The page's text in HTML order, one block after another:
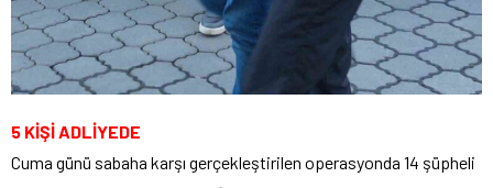
5 KİŞİ ADLİYEDE
Cuma günü sabaha karşı gerçekleştirilen operasyonda 14 şüpheli